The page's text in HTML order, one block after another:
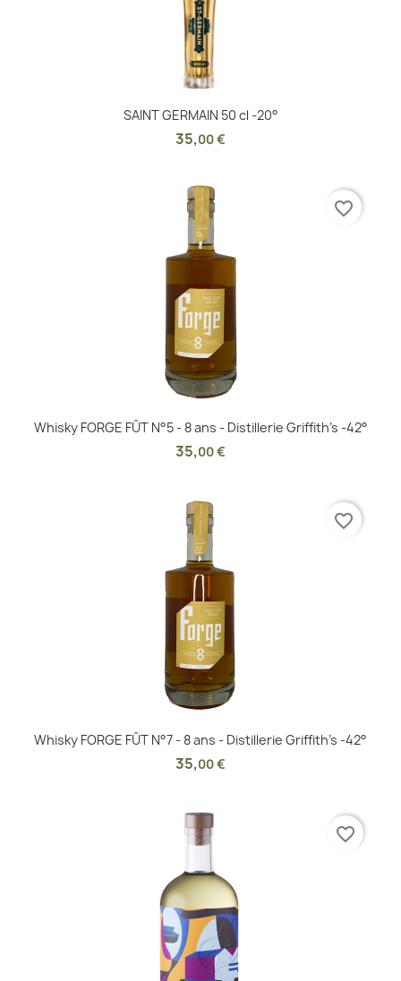
SAINT GERMAIN 50 cl -20°
35,00 €
Whisky FORGE FÛT N°5 - 8 ans - Distillerie Griffith's -42°
35,00 €
favorite_border
Whisky FORGE FÛT N°7 - 8 ans - Distillerie Griffith's -42°
35,00 €
favorite_border
favorite_border